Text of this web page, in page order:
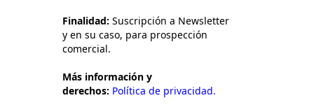
Finalidad: Suscripción a Newsletter
y en su caso, para prospección
comercial.
Más información y
derechos: Política de privacidad.